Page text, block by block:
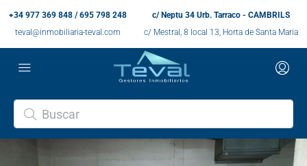
+34 977 369 848 / 695 798 248
teval@inmobiliaria-teval.com
c/ Neptu 34 Urb. Tarraco - CAMBRILS
c/ Mestral, 8 local 13, Horta de Santa Maria